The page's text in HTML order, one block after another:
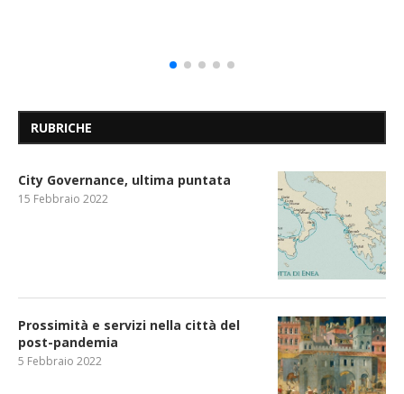
RUBRICHE
City Governance, ultima puntata
15 Febbraio 2022
Prossimità e servizi nella città del
post-pandemia
5 Febbraio 2022